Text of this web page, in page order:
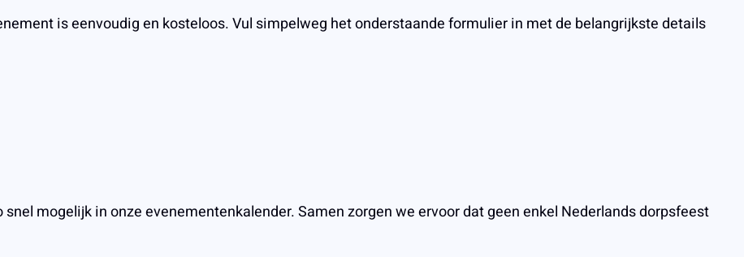
is eenvoudig en kosteloos. Vul simpelweg het onderstaande formulier in met de belangrijkste details
mogelijk in onze evenementenkalender. Samen zorgen we ervoor dat geen enkel Nederlands dorpsfeest